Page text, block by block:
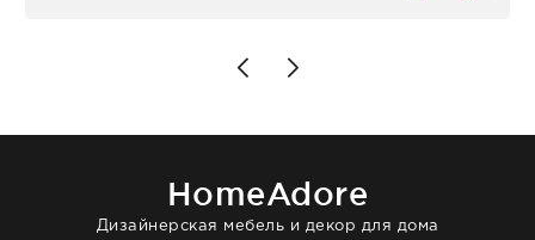
Позже заказывала остальные приборы -
доставили сдэком на следующий день к
отвечает очень быстро. Взаимодействием
HomeAdore
Дизайнерская мебель и декор для дома